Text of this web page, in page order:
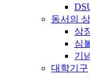
동서의
상
심
기
대학기구